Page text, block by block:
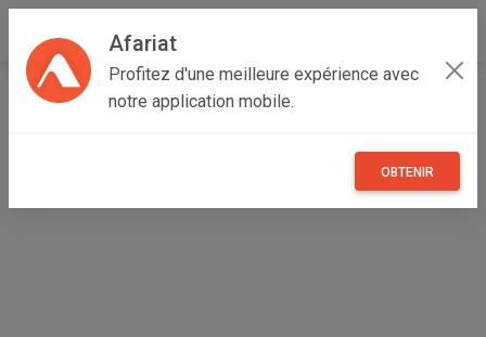
Afariat
Profitez d'une meilleure expérience avec
notre application mobile.
OBTENIR
Accueil Multimedia Majerda